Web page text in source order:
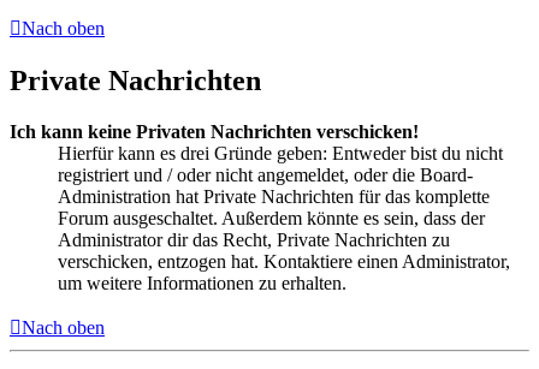
Nach oben
Private Nachrichten
Ich kann keine Privaten Nachrichten verschicken!
Hierfür kann es drei Gründe geben: Entweder bist du nicht
registriert und / oder nicht angemeldet, oder die Board-
Administration hat Private Nachrichten für das komplette
Forum ausgeschaltet. Außerdem könnte es sein, dass der
Administrator dir das Recht, Private Nachrichten zu
verschicken, entzogen hat. Kontaktiere einen Administrator,
um weitere Informationen zu erhalten.
Nach oben